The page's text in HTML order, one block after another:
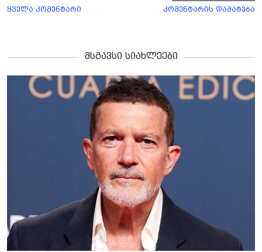
ყველა კომენტარი კომენტარის დამატება
მსგავსი სიახლეები